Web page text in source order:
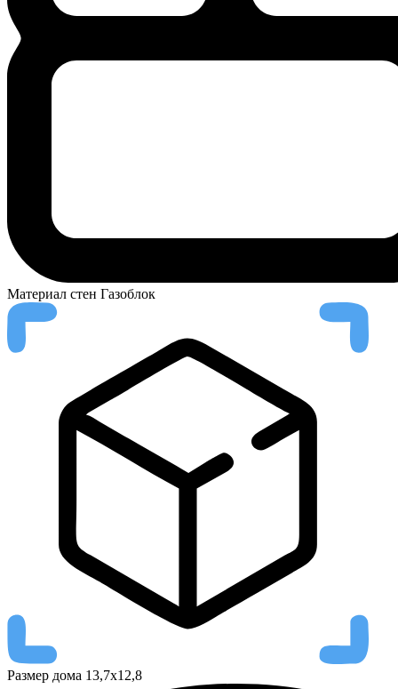
Материал стен Газоблок
Размер дома 13,7х12,8